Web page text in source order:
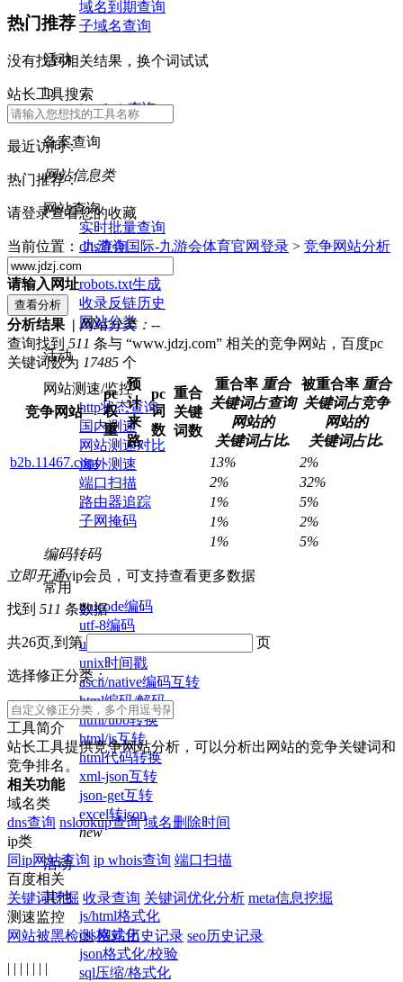
域名到期查询
子域名查询
活动
ip
ip whois查询
备案查询
网站信息类
网站查询
实时批量查询
dns查询
nslookup查询
robots.txt生成
收录反链历史
网站分类
活动
网站测速/监控
http状态查询
国内测速
网站测速对比
海外测速
端口扫描
路由器追踪
子网掩码
编码转码
常用
unicode编码
utf-8编码
url编码/解码
unix时间戳
ascii/native编码互转
html编码/解码
html/ubb转换
html/js互转
html代码转换
xml-json互转
json-get互转
excel转json
new
活动
其他
js/html格式化
css格式化
json格式化/校验
sql压缩/格式化
热门推荐
没有找到相关结果，换个词试试
站长工具搜索
最近访问：
热门推荐：
请登录查看您的收藏
当前位置：九游会国际-九游会体育官网登录 > 竞争网站分析
请输入网址
分析结果 | 网站分类： --
查询找到 511 条与 “www.jdzj.com” 相关的竞争网站，百度pc
关键词数为 17485 个
竞争网站
pc
权
重
预
计
来
路
pc
词
数
重合
关键
词数
重合率 重合
关键词占查询
网站的
关键词占比.
被重合率 重合
关键词占竞争
网站的
关键词占比.
b2b.11467.com
13%
2%
2%
32%
1%
5%
1%
2%
1%
5%
立即开通vip会员，可支持查看更多数据
找到 511 条数据
共26页,到第 页
选择修正分类：
工具简介
站长工具提供竞争网站分析，可以分析出网站的竞争关键词和
竞争排名。
相关功能
域名类
dns查询 nslookup查询 域名删除时间
ip类
同ip网站查询 ip whois查询 端口扫描
百度相关
关键词挖掘 收录查询 关键词优化分析 meta信息挖掘
测速监控
网站被黑检测 网站历史记录 seo历史记录
| | | | | | |